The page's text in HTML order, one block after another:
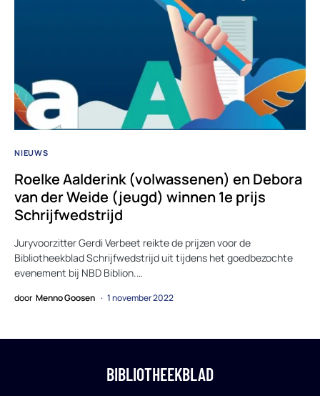
NIEUWS
Roelke Aalderink (volwassenen) en Debora
van der Weide (jeugd) winnen 1e prijs
Schrijfwedstrijd
Juryvoorzitter Gerdi Verbeet reikte de prijzen voor de
Bibliotheekblad Schrijfwedstrijd uit tijdens het goedbezochte
evenement bij NBD Biblion.…
door Menno Goosen 1 november 2022
BIBLIOTHEEKBLAD